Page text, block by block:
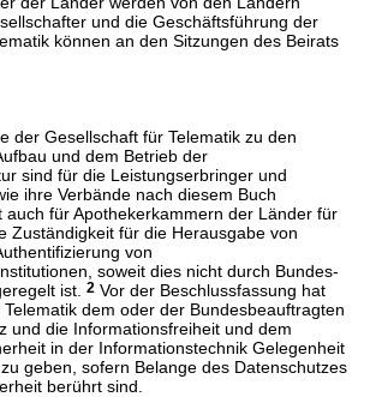
und die Geschäftsführung der
können an den Sitzungen des Beirats
der Gesellschaft für Telematik zu den
und dem Betrieb der
sind für die Leistungserbringer und
ihre Verbände nach diesem Buch
auch für Apothekerkammern der Länder für
Zuständigkeit für die Herausgabe von
von
soweit dies nicht durch Bundes-
ist.
2Vor der Beschlussfassung hat
dem oder der Bundesbeauftragten
und die Informationsfreiheit und dem
in der Informationstechnik Gelegenheit
geben, sofern Belange des Datenschutzes
berührt sind.